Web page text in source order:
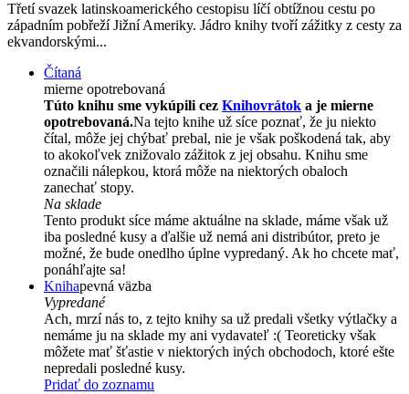
Třetí svazek latinskoamerického cestopisu líčí obtížnou cestu po
západním pobřeží Jižní Ameriky. Jádro knihy tvoří zážitky z cesty za
ekvandorskými...
Čítaná
mierne opotrebovaná
Túto knihu sme vykúpili cez Knihovrátok a je mierne
opotrebovaná.Na tejto knihe už síce poznať, že ju niekto
čítal, môže jej chýbať prebal, nie je však poškodená tak, aby
to akokoľvek znižovalo zážitok z jej obsahu. Knihu sme
označili nálepkou, ktorá môže na niektorých obaloch
zanechať stopy.
Na sklade
Tento produkt síce máme aktuálne na sklade, máme však už
iba posledné kusy a ďalšie už nemá ani distribútor, preto je
možné, že bude onedlho úplne vypredaný. Ak ho chcete mať,
ponáhľajte sa!
Knihapevná väzba
Vypredané
Ach, mrzí nás to, z tejto knihy sa už predali všetky výtlačky a
nemáme ju na sklade my ani vydavateľ :( Teoreticky však
môžete mať šťastie v niektorých iných obchodoch, ktoré ešte
nepredali posledné kusy.
Pridať do zoznamu